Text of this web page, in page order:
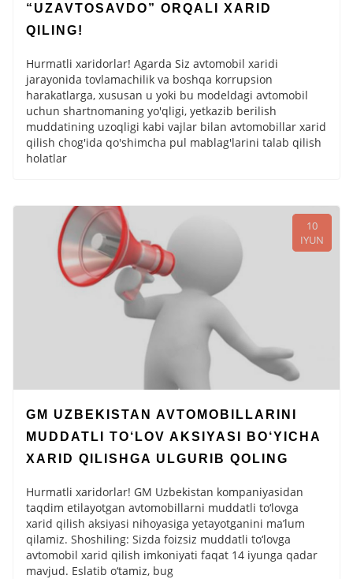
“UZAVTOSAVDO” ORQALI XARID
QILING!
Hurmatli xaridorlar! Agarda Siz avtomobil xaridi
jarayonida tovlamachilik va boshqa korrupsion
harakatlarga, xususan u yoki bu modeldagi avtomobil
uchun shartnomaning yo'qligi, yetkazib berilish
muddatining uzoqligi kabi vajlar bilan avtomobillar xarid
qilish chog'ida qo'shimcha pul mablag'larini talab qilish
holatlar
10
IYUN
GM UZBEKISTAN AVTOMOBILLARINI
MUDDATLI TO‘LOV AKSIYASI BO‘YICHA
XARID QILISHGA ULGURIB QOLING
Hurmatli xaridorlar! GM Uzbekistan kompaniyasidan
taqdim etilayotgan avtomobillarni muddatli to‘lovga
xarid qilish aksiyasi nihoyasiga yetayotganini ma’lum
qilamiz. Shoshiling: Sizda foizsiz muddatli to‘lovga
avtomobil xarid qilish imkoniyati faqat 14 iyunga qadar
mavjud. Eslatib o‘tamiz, bug